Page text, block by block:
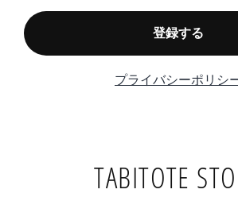
TABITOTE